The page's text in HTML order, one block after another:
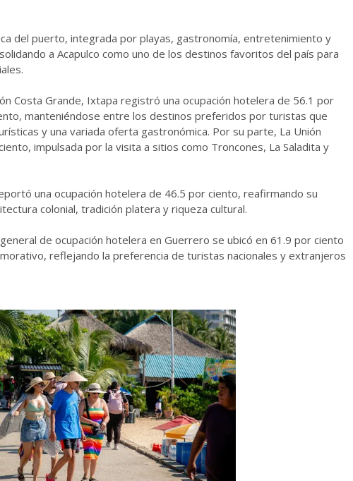
del puerto, integrada por playas, gastronomía, entretenimiento y
a Acapulco como uno de los destinos favoritos del país para
Costa Grande, Ixtapa registró una ocupación hotelera de 56.1 por
manteniéndose entre los destinos preferidos por turistas que
y una variada oferta gastronómica. Por su parte, La Unión
impulsada por la visita a sitios como Troncones, La Saladita y
una ocupación hotelera de 46.5 por ciento, reafirmando su
colonial, tradición platera y riqueza cultural.
de ocupación hotelera en Guerrero se ubicó en 61.9 por ciento
reflejando la preferencia de turistas nacionales y extranjeros